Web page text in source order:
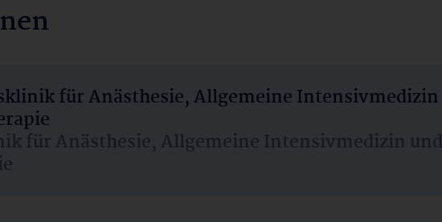
für Anästhesie, Allgemeine Intensivmedizin
für Anästhesie, Allgemeine Intensivmedizin und